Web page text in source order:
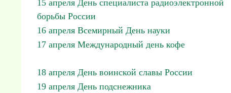
15 апреля День специалиста радиоэлектронной
борьбы России
16 апреля Всемирный День науки
17 апреля Международный день кофе
18 апреля День воинской славы России
19 апреля День подснежника